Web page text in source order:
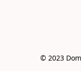
© 2023